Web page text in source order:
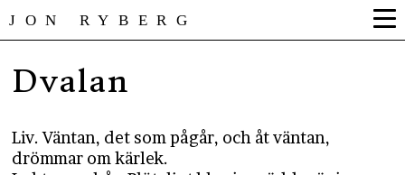
JON RYBERG
Dvalan
Liv. Väntan, det som pågår, och åt väntan,
drömmar om kärlek.